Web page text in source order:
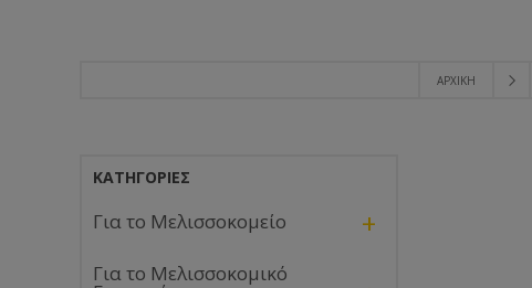
ΑΡΧΙΚΉ
ΚΑΤΗΓΟΡΊΕΣ
Για το Μελισσοκομείο +
Για το Μελισσοκομικό